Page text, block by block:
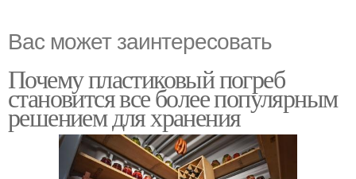
Вас может заинтересовать
Почему пластиковый погреб
становится все более популярным
решением для хранения